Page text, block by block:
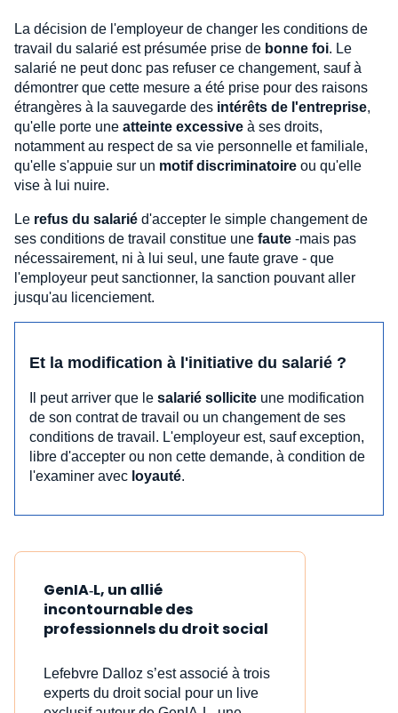
La décision de l'employeur de changer les conditions de
travail du salarié est présumée prise de bonne foi. Le
salarié ne peut donc pas refuser ce changement, sauf à
démontrer que cette mesure a été prise pour des raisons
étrangères à la sauvegarde des intérêts de l'entreprise,
qu'elle porte une atteinte excessive à ses droits,
notamment au respect de sa vie personnelle et familiale,
qu'elle s'appuie sur un motif discriminatoire ou qu'elle
vise à lui nuire.
Le refus du salarié d'accepter le simple changement de
ses conditions de travail constitue une faute -mais pas
nécessairement, ni à lui seul, une faute grave - que
l'employeur peut sanctionner, la sanction pouvant aller
jusqu'au licenciement.
Et la modification à l'initiative du salarié ?
Il peut arriver que le salarié sollicite une modification
de son contrat de travail ou un changement de ses
conditions de travail. L'employeur est, sauf exception,
libre d'accepter ou non cette demande, à condition de
l'examiner avec loyauté.
GenIA‑L, un allié
incontournable des
professionnels du droit social
Lefebvre Dalloz s’est associé à trois
experts du droit social pour un live